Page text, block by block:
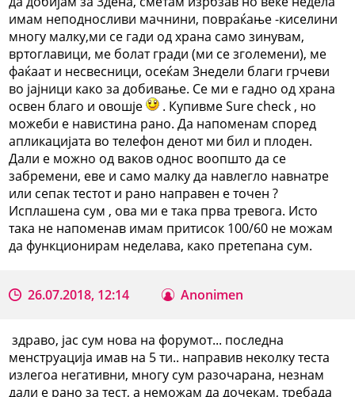
имам неподносливи мачнини, повраќање -киселини
многу малку,ми се гади од храна само зинувам,
вртоглавици, ме болат гради (ми се зголемени), ме
фаќаат и несвесници, осеќам 3недели благи грчеви
во јајници како за добивање. Се ми е гадно од храна
освен благо и овошје
. Купивме Sure check , но
можеби е навистина рано. Да напоменам според
апликацијата во телефон денот ми бил и плоден.
Дали е можно од ваков однос воопшто да се
забремени, еве и само малку да навлегло навнатре
или сепак тестот и рано направен е точен ?
Исплашена сум , ова ми е така прва тревога. Исто
така не напоменав имам притисок 100/60 не можам
да функционирам неделава, како претепана сум.
26.07.2018, 12:14 Anonimen
здраво, јас сум нова на форумот... последна
менструација имав на 5 ти.. направив неколку теста
излегоа негативни, многу сум разочарана, незнам
дали е рано за тест, а неможам да дочекам, требада